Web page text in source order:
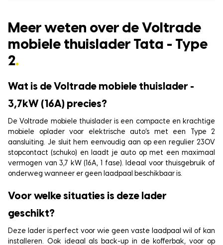
Meer weten over de Voltrade
mobiele thuislader Tata - Type
2.
Wat is de Voltrade mobiele thuislader -
3,7kW (16A) precies?
De Voltrade mobiele thuislader is een compacte en krachtige
mobiele oplader voor elektrische auto’s met een Type 2
aansluiting. Je sluit hem eenvoudig aan op een regulier 230V
stopcontact (schuko) en laadt je auto op met een maximaal
vermogen van 3,7 kW (16A, 1 fase). Ideaal voor thuisgebruik of
onderweg wanneer er geen laadpaal beschikbaar is.
Voor welke situaties is deze lader
geschikt?
Deze lader is perfect voor wie geen vaste laadpaal wil of kan
installeren. Ook ideaal als back-up in de kofferbak, voor op